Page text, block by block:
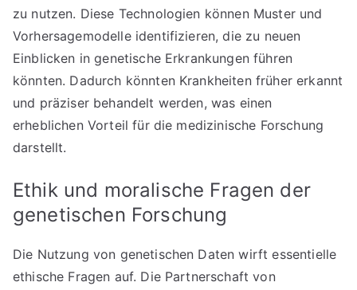
zu nutzen. Diese Technologien können Muster und
Vorhersagemodelle identifizieren, die zu neuen
Einblicken in genetische Erkrankungen führen
könnten. Dadurch könnten Krankheiten früher erkannt
und präziser behandelt werden, was einen
erheblichen Vorteil für die medizinische Forschung
darstellt.
Ethik und moralische Fragen der
genetischen Forschung
Die Nutzung von genetischen Daten wirft essentielle
ethische Fragen auf. Die Partnerschaft von